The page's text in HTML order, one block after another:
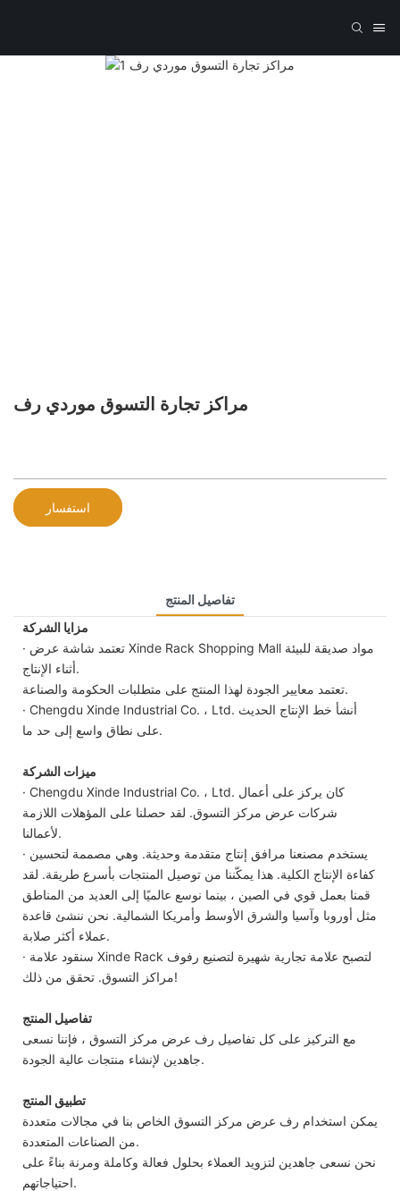
مراكز تجارة التسوق موردي رف
استفسار
تفاصيل المنتج
مزايا الشركة
· تعتمد شاشة عرض Xinde Rack Shopping Mall مواد صديقة للبيئة
أثناء الإنتاج.
تعتمد معايير الجودة لهذا المنتج على متطلبات الحكومة والصناعة.
· Chengdu Xinde Industrial Co. ، Ltd. أنشأ خط الإنتاج الحديث
على نطاق واسع إلى حد ما.
ميزات الشركة
· Chengdu Xinde Industrial Co. ، Ltd. كان يركز على أعمال
شركات عرض مركز التسوق. لقد حصلنا على المؤهلات اللازمة
لأعمالنا.
· يستخدم مصنعنا مرافق إنتاج متقدمة وحديثة. وهي مصممة لتحسين
كفاءة الإنتاج الكلية. هذا يمكّننا من توصيل المنتجات بأسرع طريقة. لقد
قمنا بعمل قوي في الصين ، بينما نوسع عالميًا إلى العديد من المناطق
مثل أوروبا وآسيا والشرق الأوسط وأمريكا الشمالية. نحن ننشئ قاعدة
عملاء أكثر صلابة.
· سنقود علامة Xinde Rack لتصبح علامة تجارية شهيرة لتصنيع رفوف
مراكز التسوق. تحقق من ذلك!
تفاصيل المنتج
مع التركيز على كل تفاصيل رف عرض مركز التسوق ، فإننا نسعى
جاهدين لإنشاء منتجات عالية الجودة.
تطبيق المنتج
يمكن استخدام رف عرض مركز التسوق الخاص بنا في مجالات متعددة
من الصناعات المتعددة.
نحن نسعى جاهدين لتزويد العملاء بحلول فعالة وكاملة ومرنة بناءً على
احتياجاتهم.